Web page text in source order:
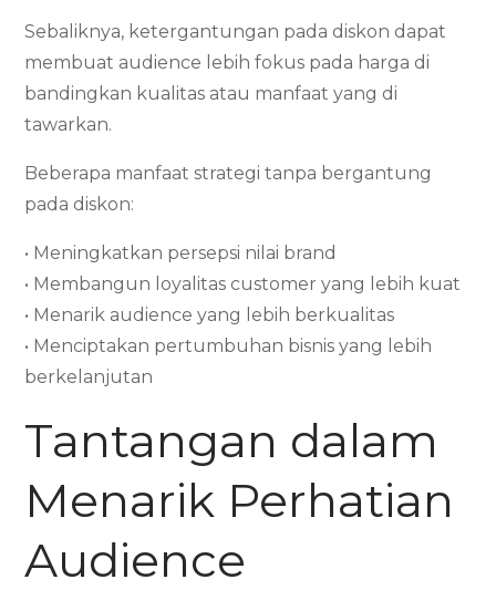
Sebaliknya, ketergantungan pada diskon dapat
membuat audience lebih fokus pada harga di
bandingkan kualitas atau manfaat yang di
tawarkan.
Beberapa manfaat strategi tanpa bergantung
pada diskon:
• Meningkatkan persepsi nilai brand
• Membangun loyalitas customer yang lebih kuat
• Menarik audience yang lebih berkualitas
• Menciptakan pertumbuhan bisnis yang lebih
berkelanjutan
Tantangan dalam
Menarik Perhatian
Audience